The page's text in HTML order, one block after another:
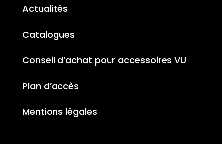
Actualités
Catalogues
Conseil d’achat pour accessoires VU
Plan d’accès
Mentions légales